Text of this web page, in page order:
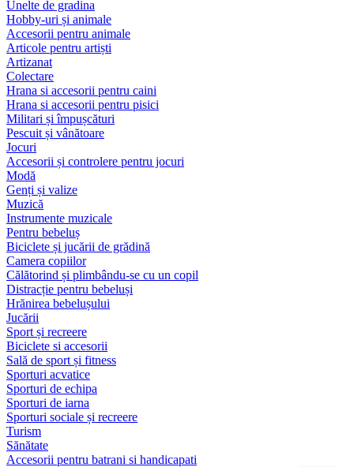
Unelte de gradina
Hobby-uri și animale
Accesorii pentru animale
Articole pentru artiști
Artizanat
Colectare
Hrana si accesorii pentru caini
Hrana si accesorii pentru pisici
Militari și împușcături
Pescuit și vânătoare
Jocuri
Accesorii și controlere pentru jocuri
Modă
Genți și valize
Muzică
Instrumente muzicale
Pentru bebeluș
Biciclete și jucării de grădină
Camera copiilor
Călătorind și plimbându-se cu un copil
Distracție pentru bebeluși
Hrănirea bebelușului
Jucării
Sport și recreere
Biciclete si accesorii
Sală de sport și fitness
Sporturi acvatice
Sporturi de echipa
Sporturi de iarna
Sporturi sociale și recreere
Turism
Sănătate
Accesorii pentru batrani si handicapati